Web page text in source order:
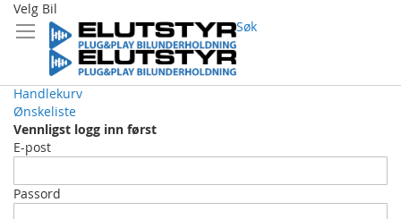
Velg Bil
Søk
Handlekurv
Ønskeliste
Vennligst logg inn først
E-post
Passord